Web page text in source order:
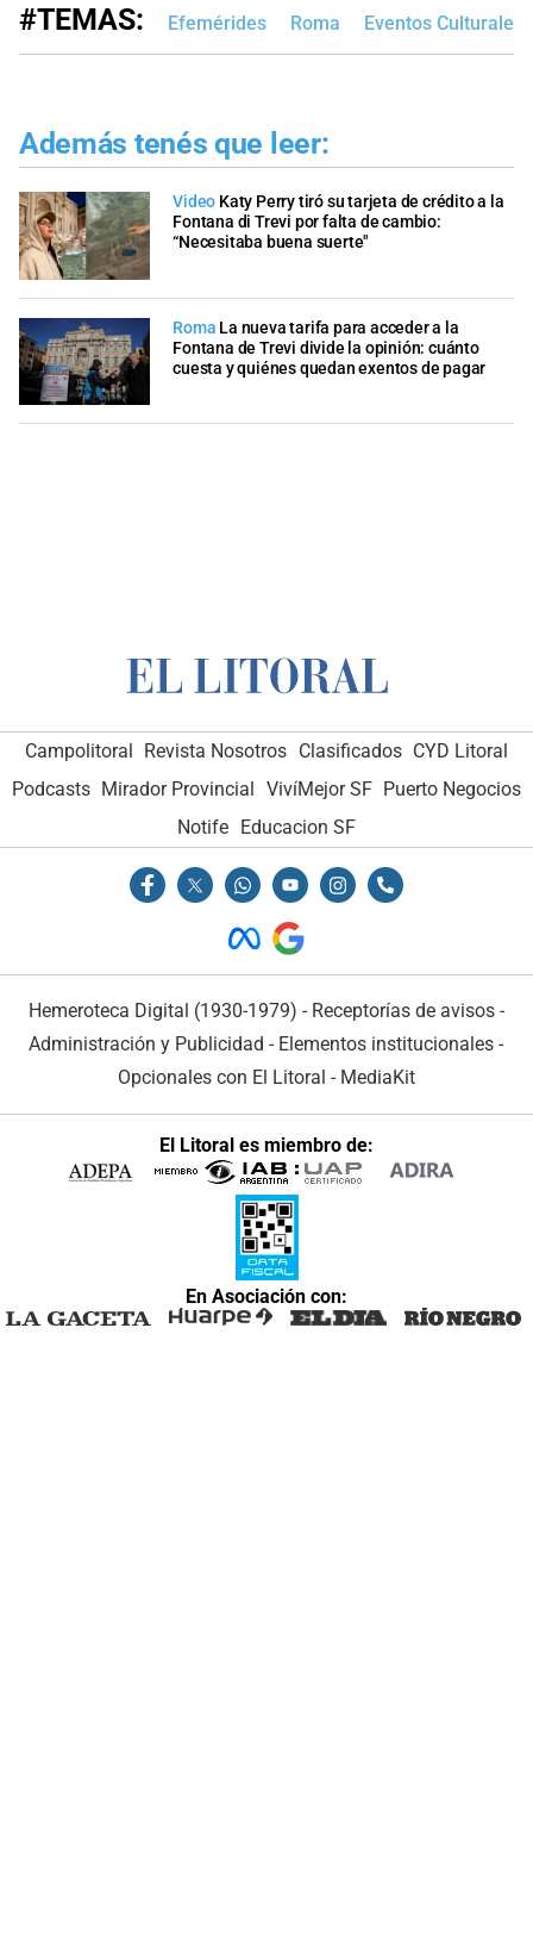
#TEMAS: Efemérides Roma Eventos Culturales
Además tenés que leer:
Video Katy Perry tiró su tarjeta de crédito a la
Fontana di Trevi por falta de cambio:
“Necesitaba buena suerte"
Roma La nueva tarifa para acceder a la
Fontana de Trevi divide la opinión: cuánto
cuesta y quiénes quedan exentos de pagar
Campolitoral Revista Nosotros Clasificados CYD Litoral
Podcasts Mirador Provincial VivíMejor SF Puerto Negocios
Notife Educacion SF
Hemeroteca Digital (1930-1979) - Receptorías de avisos -
Administración y Publicidad - Elementos institucionales -
Opcionales con El Litoral - MediaKit
El Litoral es miembro de:
En Asociación con: